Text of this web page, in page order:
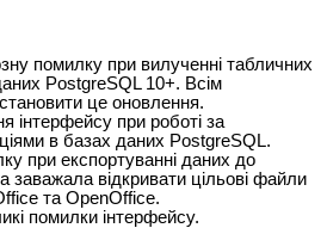
помилку при вилученні табличних
PostgreSQL 10+. Всім
це оновлення.
інтерфейсу при роботі за
в базах даних PostgreSQL.
при експортуванні даних до
заважала відкривати цільові файли
та OpenOffice.
помилки інтерфейсу.